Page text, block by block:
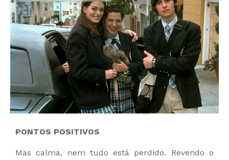
PONTOS POSITIVOS
Mas calma, nem tudo está perdido. Revendo o